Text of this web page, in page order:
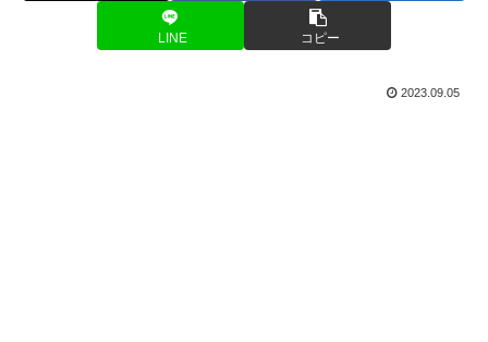
LINE コピー
2023.09.05